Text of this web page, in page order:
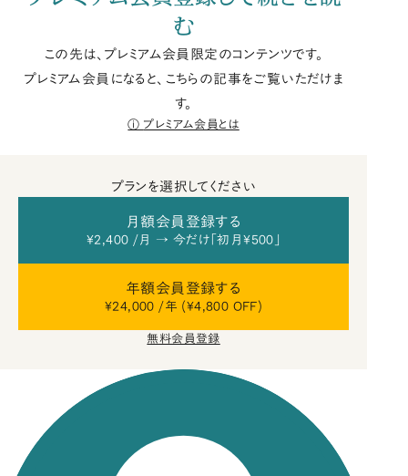
む
この先は、プレミアム会員限定のコンテンツです。
プレミアム会員になると、こちらの記事をご覧いただけま
す。
プレミアム会員とは
プランを選択してください
月額会員登録する
¥2,400 /月 → 今だけ「初月¥500」
年額会員登録する
¥24,000 /年 (¥4,800 OFF)
無料会員登録